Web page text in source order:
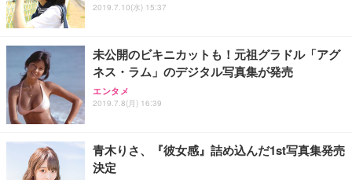
2019.7.10(水) 15:37
未公開のビキニカットも！元祖グラドル「アグ
ネス・ラム」のデジタル写真集が発売
エンタメ
2019.7.8(月) 16:39
青木りさ、『彼女感』詰め込んだ1st写真集発売
決定